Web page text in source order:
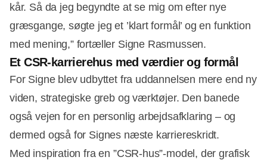
kår. Så da jeg begyndte at se mig om efter nye
græsgange, søgte jeg et ’klart formål’ og en funktion
med mening,” fortæller Signe Rasmussen.
Et CSR-karrierehus med værdier og formål
For Signe blev udbyttet fra uddannelsen mere end ny
viden, strategiske greb og værktøjer. Den banede
også vejen for en personlig arbejdsafklaring – og
dermed også for Signes næste karriereskridt.
Med inspiration fra en ”CSR-hus”-model, der grafisk